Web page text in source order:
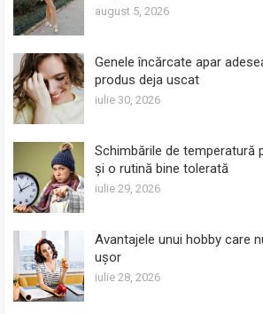
august 5, 2026
Genele încărcate apar
produs deja uscat
iulie 30, 2026
Schimbările de temperatură
și o rutină bine tolerată
iulie 29, 2026
Avantajele unui hobby care
ușor
iulie 28, 2026